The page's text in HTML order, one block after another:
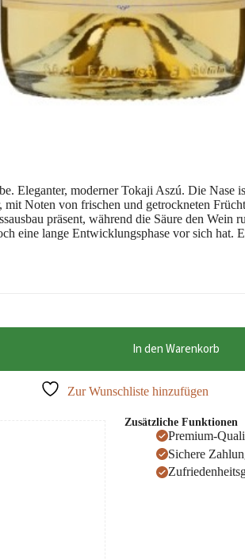
Eleganter, moderner Tokaji Aszú. Die
Noten von frischen und getrockneten
präsent, während die Säure den
eine lange Entwicklungsphase vor sich hat.
In den Warenkorb
Zur Wunschliste hinzufügen
Zusätzliche Funktionen
Premium-
Sichere